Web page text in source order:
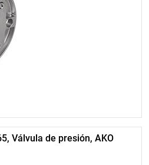
Válvula de presión, AKO